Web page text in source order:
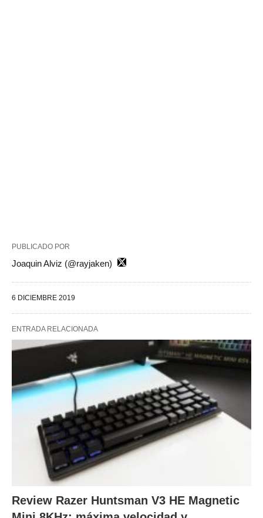
PUBLICADO POR
Joaquin Alviz (@rayjaken)
6 DICIEMBRE 2019
ENTRADA RELACIONADA
Review Razer Huntsman V3 HE Magnetic